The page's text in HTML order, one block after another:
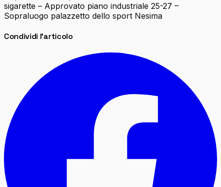
sigarette – Approvato piano industriale 25-27 –
Sopraluogo palazzetto dello sport Nesima
Condividi l'articolo